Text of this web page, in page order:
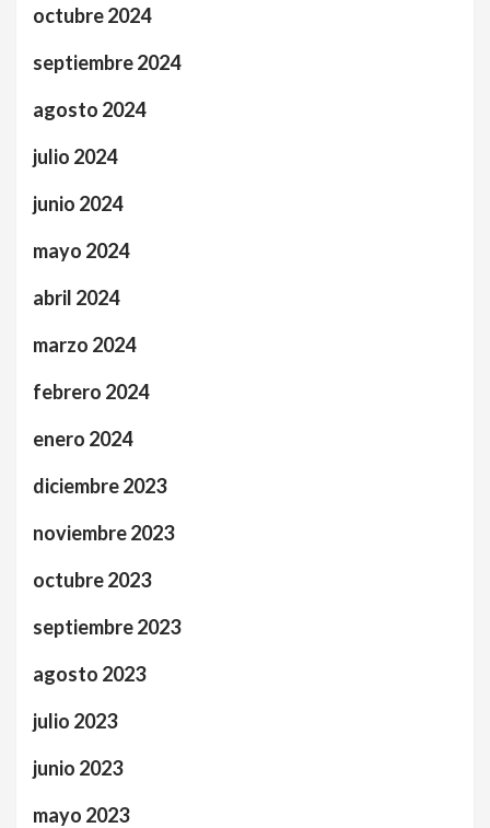
octubre 2024
septiembre 2024
agosto 2024
julio 2024
junio 2024
mayo 2024
abril 2024
marzo 2024
febrero 2024
enero 2024
diciembre 2023
noviembre 2023
octubre 2023
septiembre 2023
agosto 2023
julio 2023
junio 2023
mayo 2023